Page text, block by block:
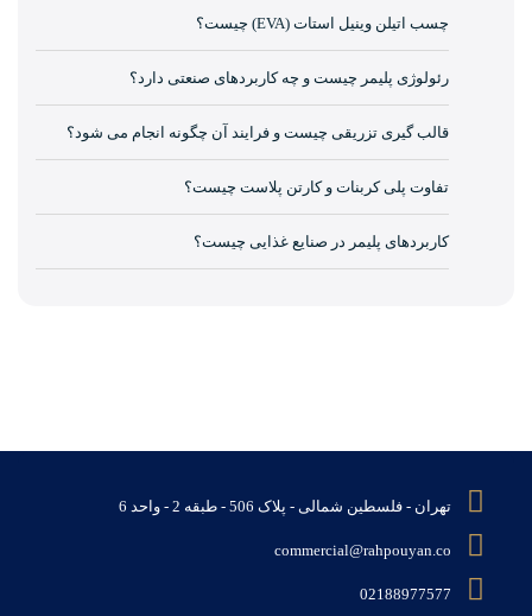
چسب اتیلن وینیل استات (EVA) چیست؟
رئولوژی پلیمر چیست و چه کاربردهای صنعتی دارد؟
قالب گیری تزریقی چیست و فرایند آن چگونه انجام می شود؟
تفاوت پلی کربنات و کارتن پلاست چیست؟
کاربردهای پلیمر در صنایع غذایی چیست؟
تهران - فلسطین شمالی - پلاک 506 - طبقه 2 - واحد 6